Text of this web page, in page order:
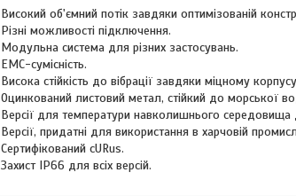
Високий об'ємний потік завдяки оптимізованій
Різні можливості підключення.
Модульна система для різних застосувань.
ЕМС-сумісність.
Висока стійкість до вібрації завдяки міцному
Оцинкований листовий метал, стійкий до морської
Версії для температури навколишнього середовища
Версії, придатні для використання в харчовій
Сертифікований cURus.
Захист IP66 для всіх версій.